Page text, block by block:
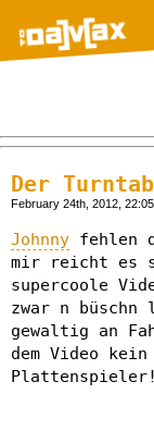
Der
February 24th, 2012, 22:05
Johnny fehlen
mir reicht es
supercoole
zwar n büschn
gewaltig an
dem Video